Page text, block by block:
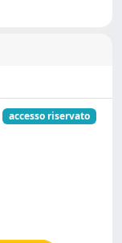
accesso riservato